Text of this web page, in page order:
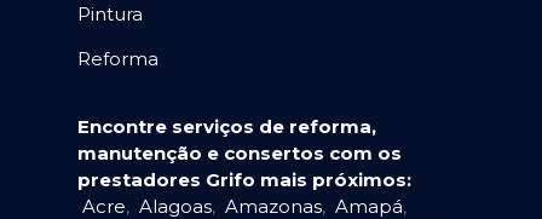
Pintura
Reforma
Encontre serviços de reforma,
manutenção e consertos com os
prestadores Grifo mais próximos:
Acre, Alagoas, Amazonas, Amapá,